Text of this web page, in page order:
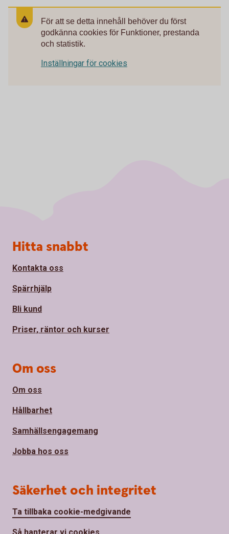
För att se detta innehåll behöver du först
godkänna cookies för Funktioner, prestanda
och statistik.
Inställningar för cookies
Sidfot
Hitta snabbt
Kontakta oss
Spärrhjälp
Bli kund
Priser, räntor och kurser
Om oss
Om oss
Hållbarhet
Samhällsengagemang
Jobba hos oss
Säkerhet och integritet
Ta tillbaka cookie-medgivande